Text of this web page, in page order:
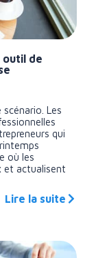
outil de
Les
qui
où les
et actualisent
Lire la suite